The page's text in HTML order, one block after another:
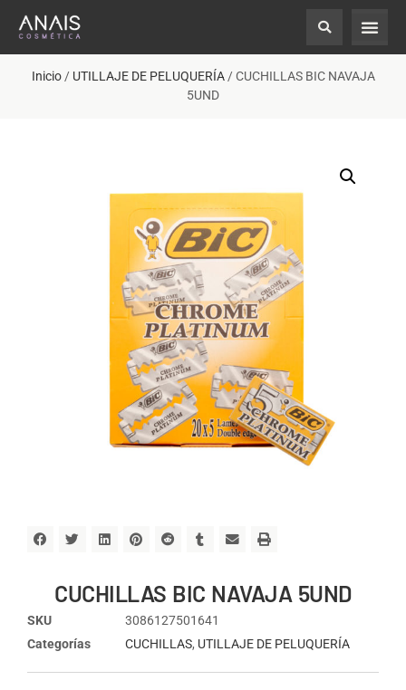
Inicio/ UTILLAJE DE PELUQUERÍA/ CUCHILLAS BIC NAVAJA
5UND
CUCHILLAS BIC NAVAJA 5UND
SKU
3086127501641
Categorías
CUCHILLAS, UTILLAJE DE PELUQUERÍA